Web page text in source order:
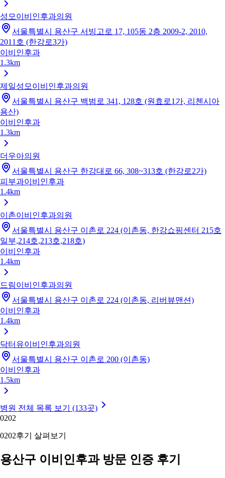
성모이비인후과의원
서울특별시 용산구 서빙고로 17, 105동 2층 2009-2, 2010,
2011호 (한강로3가)
이비인후과
1.3km
제일성모이비인후과의원
서울특별시 용산구 백범로 341, 128호 (원효로1가, 리첸시아
용산)
이비인후과
1.3km
더우아의원
서울특별시 용산구 한강대로 66, 308~313호 (한강로2가)
피부과이비인후과
1.4km
이촌이비인후과의원
서울특별시 용산구 이촌로 224 (이촌동, 한강쇼핑센터 215호
일부,214호,213호,218호)
이비인후과
1.4km
드림이비인후과의원
서울특별시 용산구 이촌로 224 (이촌동, 리버뷰맨션)
이비인후과
1.4km
닥터유이비인후과의원
서울특별시 용산구 이촌로 200 (이촌동)
이비인후과
1.5km
병원 전체 목록 보기 (133곳)
0202
0202후기 살펴보기
용산구 이비인후과 방문 인증 후기